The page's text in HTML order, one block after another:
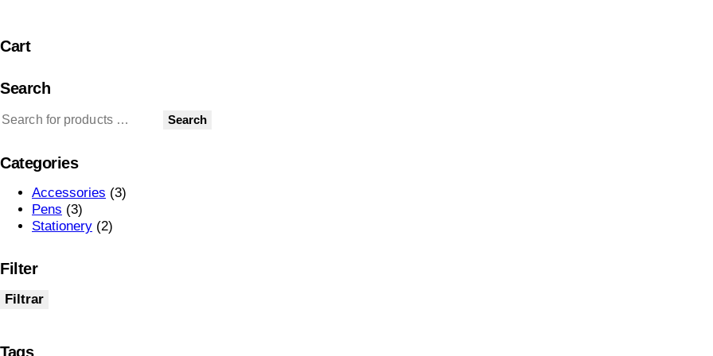
Cart
Search
Search
Categories
Accessories (3)
Pens (3)
Stationery (2)
Filter
Filtrar
Tags